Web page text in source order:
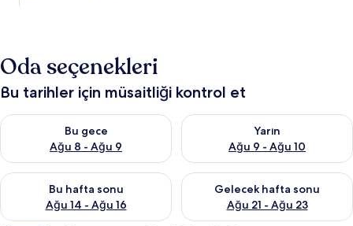
Oda seçenekleri
Bu tarihler için müsaitliği kontrol et
Bu gece
Ağu 8 - Ağu 9
Bu gece için müsaitliği kontrol et Ağu 8 - Ağu 9
Yarın
Ağu 9 - Ağu 10
Yarın için müsaitliği kontrol
Bu hafta sonu
Ağu 14 - Ağu 16
Bu hafta sonu için müsaitliği kontrol et Ağu 14 - Ağu 16
Gelecek hafta sonu
Ağu 21 - Ağu 23
Önümüzdeki hafta sonu için